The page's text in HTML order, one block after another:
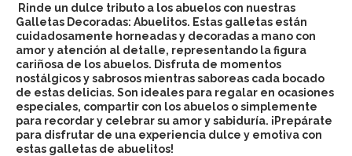
Rinde un dulce tributo a los abuelos con nuestras
Galletas Decoradas: Abuelitos. Estas galletas están
cuidadosamente horneadas y decoradas a mano con
amor y atención al detalle, representando la figura
cariñosa de los abuelos. Disfruta de momentos
nostálgicos y sabrosos mientras saboreas cada bocado
de estas delicias. Son ideales para regalar en ocasiones
especiales, compartir con los abuelos o simplemente
para recordar y celebrar su amor y sabiduría. ¡Prepárate
para disfrutar de una experiencia dulce y emotiva con
estas galletas de abuelitos!